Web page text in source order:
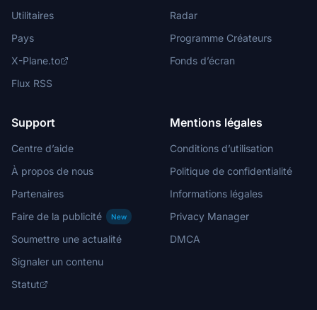
Utilitaires
Pays
X-Plane.to
Flux RSS
Radar
Programme Créateurs
Fonds d’écran
Support
Centre d’aide
À propos de nous
Partenaires
Faire de la publicité
New
Soumettre une actualité
Signaler un contenu
Statut
Mentions légales
Conditions d’utilisation
Politique de confidentialité
Informations légales
Privacy Manager
DMCA